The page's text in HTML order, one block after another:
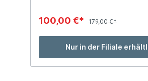
100,00 €* 179,00 €*
Nur in der Filiale